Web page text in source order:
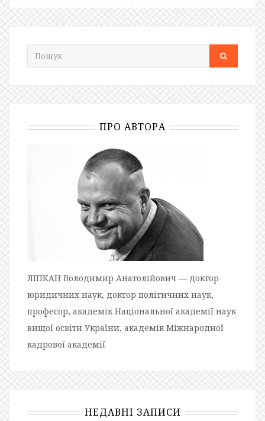
ПРО АВТОРА
ЛІПКАН Володимир Анатолійович — доктор
юридичних наук, доктор політичних наук,
професор, академік Національної академії наук
вищої освіти України, академік Міжнародної
кадрової академії
НЕДАВНІ ЗАПИСИ